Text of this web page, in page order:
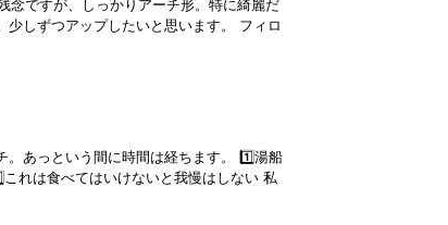
念ですが、しっかりアーチ形。特に綺麗だ
しずつアップしたいと思います。 フィロ
あっという間に時間は経ちます。 1️⃣湯船
れは食べてはいけないと我慢はしない 私